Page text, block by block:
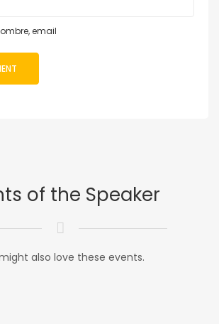
email
of the Speaker
also love these events.